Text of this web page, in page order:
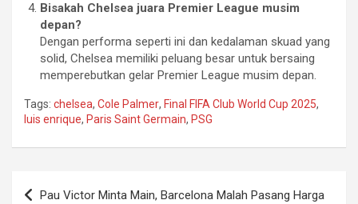
Bisakah Chelsea juara Premier League musim
depan?
Dengan performa seperti ini dan kedalaman skuad yang
solid, Chelsea memiliki peluang besar untuk bersaing
memperebutkan gelar Premier League musim depan.
Tags: chelsea, Cole Palmer, Final FIFA Club World Cup 2025,
luis enrique, Paris Saint Germain, PSG
Pau Victor Minta Main, Barcelona Malah Pasang Harga